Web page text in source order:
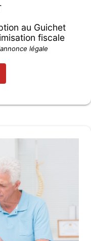
au Guichet
fiscale
légale